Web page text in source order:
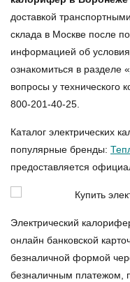
доставкой
склада в Москве после
информацией об
ознакомиться в разделе «
вопросы у технического
800-201-40-25.
Каталог электрических
популярные бренды:
предоставляется
Электрический
онлайн банковской
безналичной формой
безналичным платежом,